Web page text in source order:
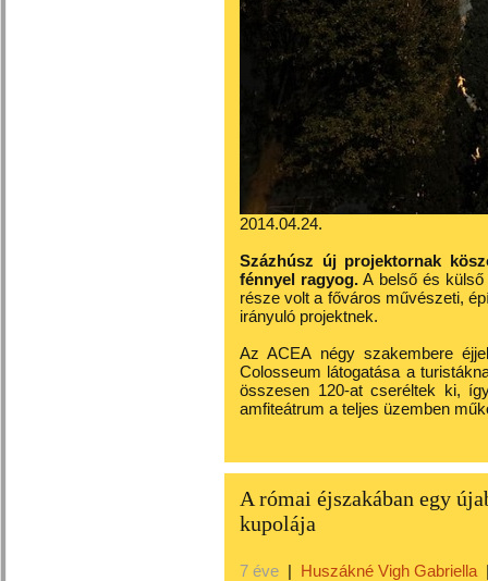
2014.04.24.
Százhúsz új projektornak
fénnyel ragyog. A belső és
része volt a főváros művészeti,
irányuló projektnek.
Az ACEA négy szakembere
Colosseum látogatása a
összesen 120-at cseréltek ki,
amfiteátrum a teljes üzemben
A római éjszakában egy
kupolája
7 éve | Huszákné Vigh Gabriella